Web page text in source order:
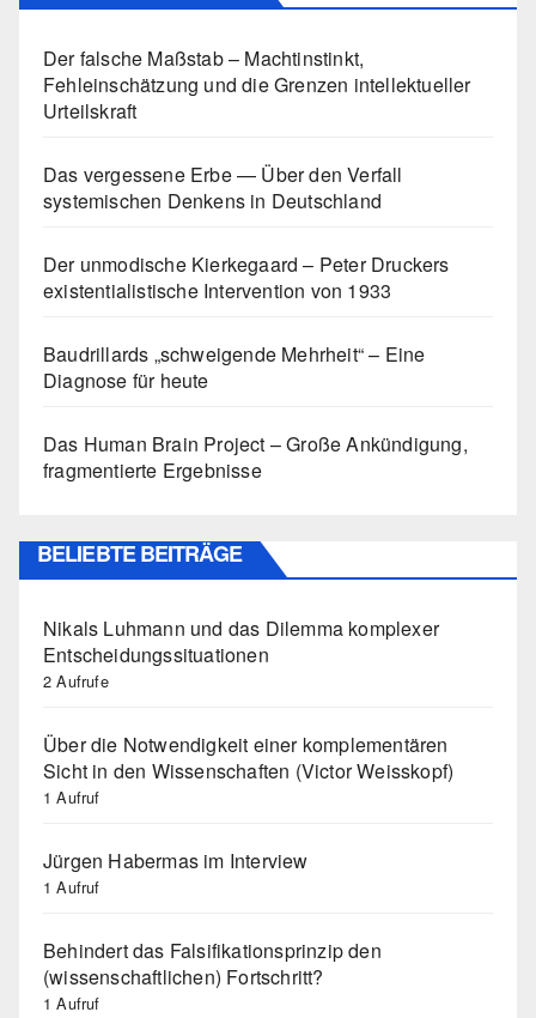
Der falsche Maßstab – Machtinstinkt,
Fehleinschätzung und die Grenzen intellektueller
Urteilskraft
Das vergessene Erbe — Über den Verfall
systemischen Denkens in Deutschland
Der unmodische Kierkegaard – Peter Druckers
existentialistische Intervention von 1933
Baudrillards „schweigende Mehrheit“ – Eine
Diagnose für heute
Das Human Brain Project – Große Ankündigung,
fragmentierte Ergebnisse
BELIEBTE BEITRÄGE
Nikals Luhmann und das Dilemma komplexer
Entscheidungssituationen
2 Aufrufe
Über die Notwendigkeit einer komplementären
Sicht in den Wissenschaften (Victor Weisskopf)
1 Aufruf
Jürgen Habermas im Interview
1 Aufruf
Behindert das Falsifikationsprinzip den
(wissenschaftlichen) Fortschritt?
1 Aufruf